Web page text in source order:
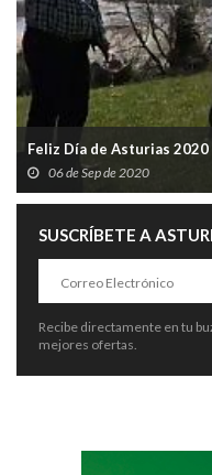
Feliz Día de Asturias
06 de Sep de 2020
SUSCRÍBETE A
Recibe directamente en tu
mejores ofertas.